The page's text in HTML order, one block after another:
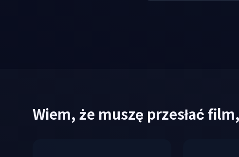
Wiem, że muszę przesłać